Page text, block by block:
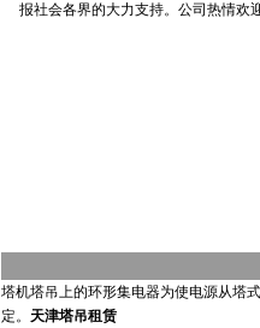
报社会各界的大力支持。公司热情欢
塔机塔吊上的环形集电器为使电源从塔
定。 天津塔吊租赁